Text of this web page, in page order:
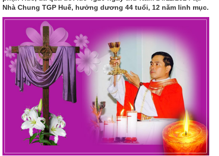
Nhà Chung TGP Huế, hưởng dương 44 tuổi, 12 năm linh mục.